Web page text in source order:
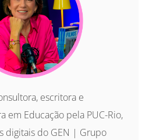
escritora e
em Educação pela PUC-Rio,
digitais do GEN | Grupo